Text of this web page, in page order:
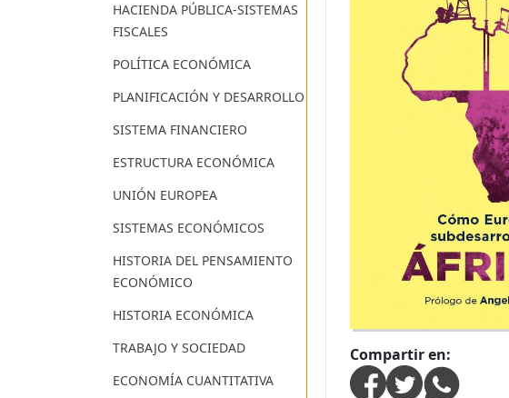
HACIENDA PÚBLICA-SISTEMAS
FISCALES
POLÍTICA ECONÓMICA
PLANIFICACIÓN Y DESARROLLO
SISTEMA FINANCIERO
ESTRUCTURA ECONÓMICA
UNIÓN EUROPEA
SISTEMAS ECONÓMICOS
HISTORIA DEL PENSAMIENTO
ECONÓMICO
HISTORIA ECONÓMICA
TRABAJO Y SOCIEDAD
ECONOMÍA CUANTITATIVA
Compartir en: